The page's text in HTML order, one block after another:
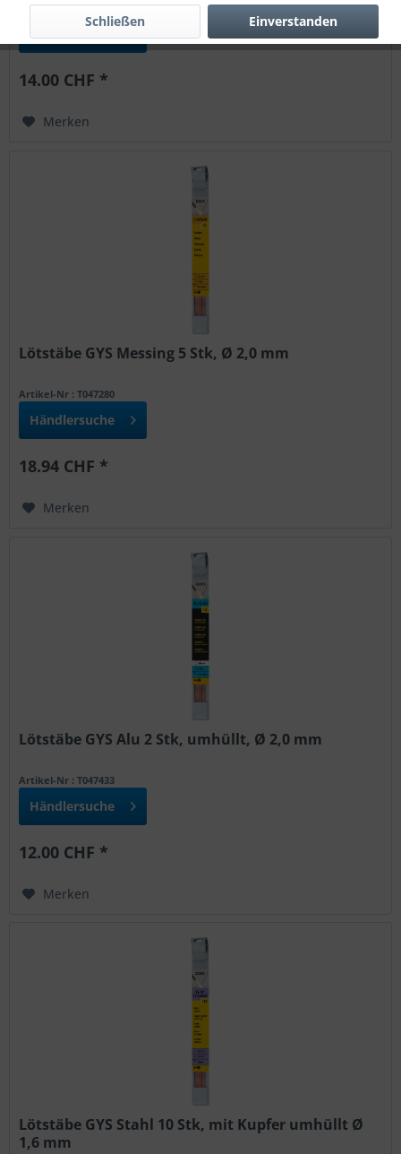
Artikel-Nr : T047181
Händlersuche
14.00 CHF *
Merken
Lötstäbe GYS Messing 5 Stk, Ø 2,0 mm
Artikel-Nr : T047280
Händlersuche
18.94 CHF *
Merken
Lötstäbe GYS Alu 2 Stk, umhüllt, Ø 2,0 mm
Artikel-Nr : T047433
Händlersuche
12.00 CHF *
Merken
Lötstäbe GYS Stahl 10 Stk, mit Kupfer umhüllt Ø
1,6 mm
Einverstanden
Schließen